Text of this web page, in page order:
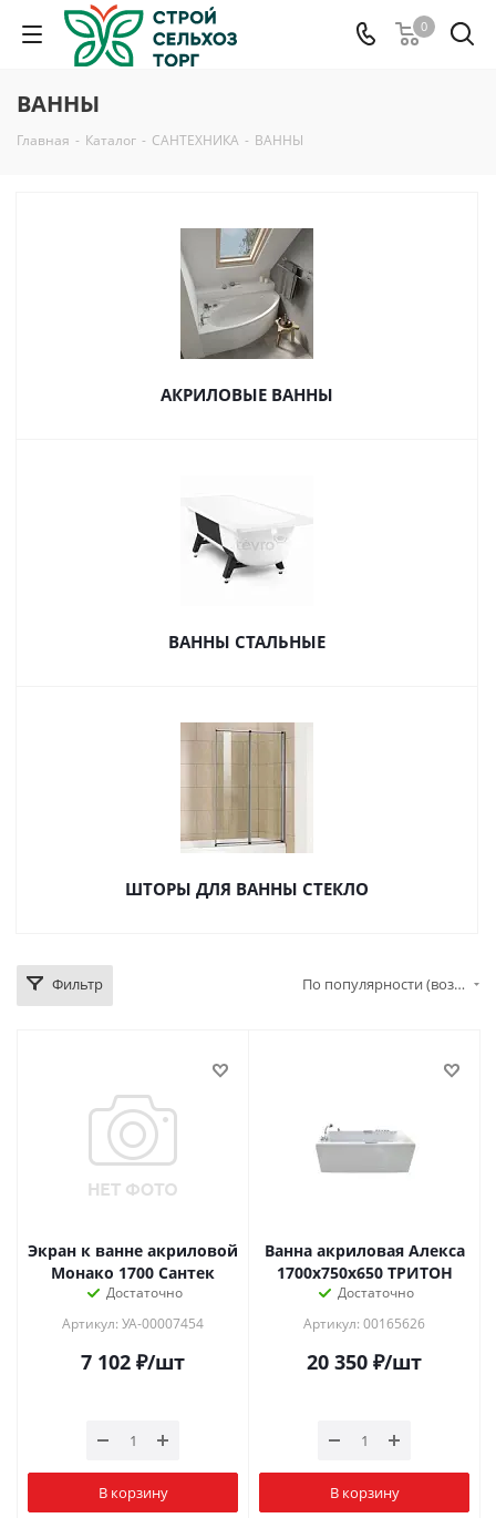
0
ВАННЫ
Главная - Каталог - САНТЕХНИКА - ВАННЫ
АКРИЛОВЫЕ ВАННЫ
ВАННЫ СТАЛЬНЫЕ
ШТОРЫ ДЛЯ ВАННЫ СТЕКЛО
Фильтр По популярности (возрастание)
Экран к ванне акриловой
Монако 1700 Сантек
Достаточно
Артикул: УА-00007454
7 102 ₽/шт
В корзину
Ванна акриловая Алекса
1700х750х650 ТРИТОН
Достаточно
Артикул: 00165626
20 350 ₽/шт
В корзину